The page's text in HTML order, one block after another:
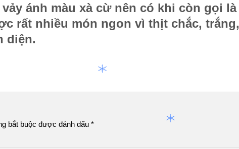
ánh màu xà cừ nên có khi còn gọi là
rất nhiều món ngon vì thịt chắc, trắng,
diện.
bắt buộc được đánh dấu *